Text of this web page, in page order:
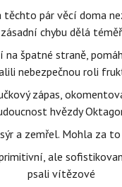
těchto pár věcí doma
zásadní chybu dělá
na špatné straně,
nebezpečnou roli
zápas,
hvězdy
a zemřel. Mohla za
ale
psali vítězové